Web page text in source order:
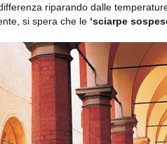
riparando dalle
si spera che le ‘sciarpe